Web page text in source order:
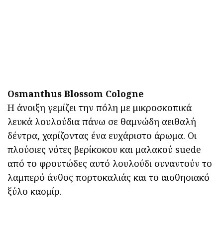
Osmanthus Blossom Cologne
Η άνοιξη γεμίζει την πόλη με μικροσκοπικά
λευκά λουλούδια πάνω σε θαμνώδη αειθαλή
δέντρα, χαρίζοντας ένα ευχάριστο άρωμα. Οι
πλούσιες νότες βερίκοκου και μαλακού suede
από το φρουτώδες αυτό λουλούδι συναντούν το
λαμπερό άνθος πορτοκαλιάς και το αισθησιακό
ξύλο κασμίρ.